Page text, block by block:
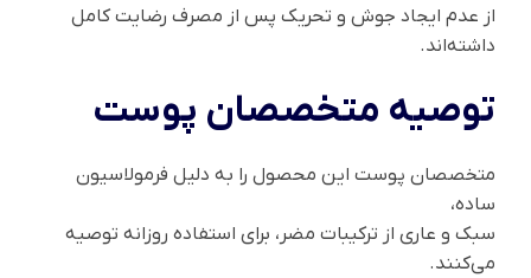
از عدم ایجاد جوش و تحریک پس از مصرف رضایت کامل
داشته‌اند.
توصیه متخصصان پوست
متخصصان پوست این محصول را به دلیل فرمولاسیون
ساده،
سبک و عاری از ترکیبات مضر، برای استفاده روزانه توصیه
می‌کنند.